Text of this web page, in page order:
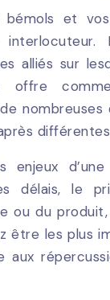
bémols et
alliés sur
offre
nombreuses
enjeux
délais, le
ou du
être les plus